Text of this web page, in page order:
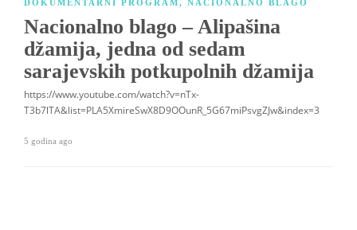
DOKUMENTARNI PROGRAM, NACIONALNO BLAGO
Nacionalno blago – Alipašina
džamija, jedna od sedam
sarajevskih potkupolnih džamija
https://www.youtube.com/watch?v=nTx-
T3b7lTA&list=PLA5XmireSwX8D9OOunR_5G67miPsvgZJw&index=3
5 godina ago